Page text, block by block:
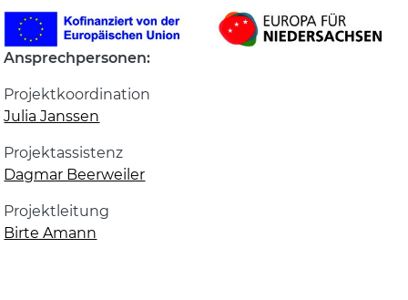
Ansprechpersonen:
Projektkoordination
Julia Janssen
Projektassistenz
Dagmar Beerweiler
Projektleitung
Birte Amann